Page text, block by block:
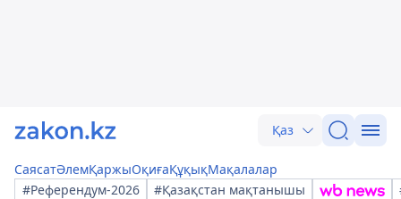
Қаз
СаясатӘлемҚаржыОқиғаҚұқықМақалалар
#Референдум-2026
#Қазақстан мақтанышы